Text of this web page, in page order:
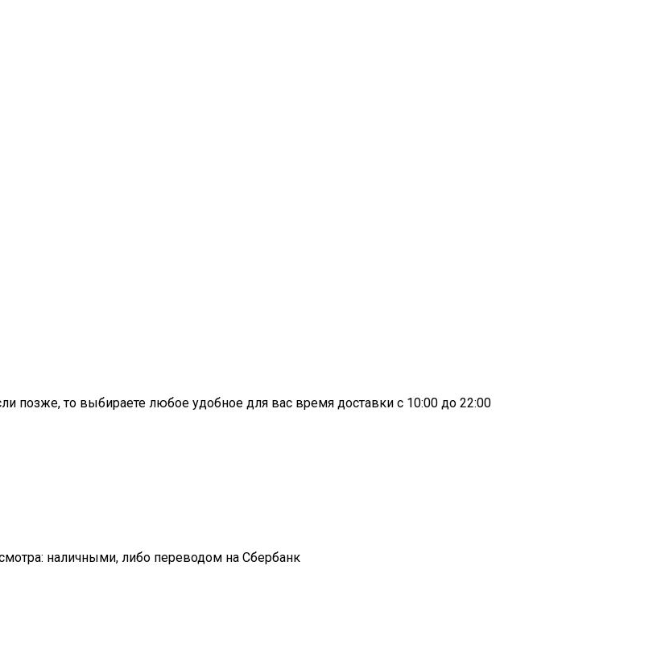
позже, то выбираете любое удобное для вас время доставки с 10:00 до 22:00
наличными, либо переводом на Сбербанк